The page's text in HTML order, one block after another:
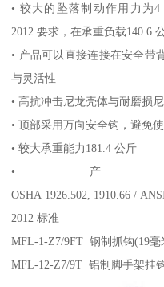
• 较大的坠落制动作用力为4
2012 要求，在承重负载140.6
• 产品可以直接连接在安全带
与灵活性
• 高抗冲击尼龙壳体与耐磨损
• 顶部采用万向安全钩，避免
• 较大承重能力181.4 公斤
• 产
OSHA 1926.502, 1910.66 /
2012 标准
MFL-1-Z7/9FT 钢制抓钩(19毫
MFL-12-Z7/9T 铝制脚手架挂